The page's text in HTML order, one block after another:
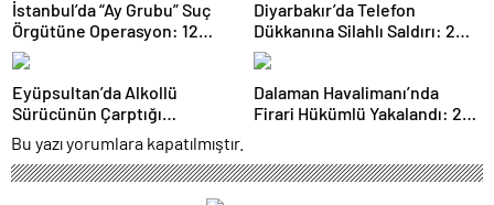
İstanbul’da “Ay Grubu” Suç
Örgütüne Operasyon: 12
Şüpheli Gözaltında
Diyarbakır’da Telefon
Dükkanına Silahlı Saldırı: 2
Kişiyi Yaralayan Şüpheli
Tutuklandı
Eyüpsultan’da Alkollü
Sürücünün Çarptığı
Motokurye Yaşamını Yitirdi:
Sanığın Tahliyesine Aileden
Tepki
Dalaman Havalimanı’nda
Firari Hükümlü Yakalandı: 22
Bu yazı yorumlara kapatılmıştır.